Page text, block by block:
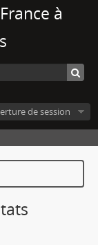
à
de session